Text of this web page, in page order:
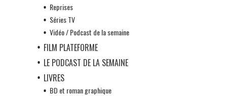
Reprises
Séries TV
Vidéo / Podcast de la semaine
FILM PLATEFORME
LE PODCAST DE LA SEMAINE
LIVRES
BD et roman graphique